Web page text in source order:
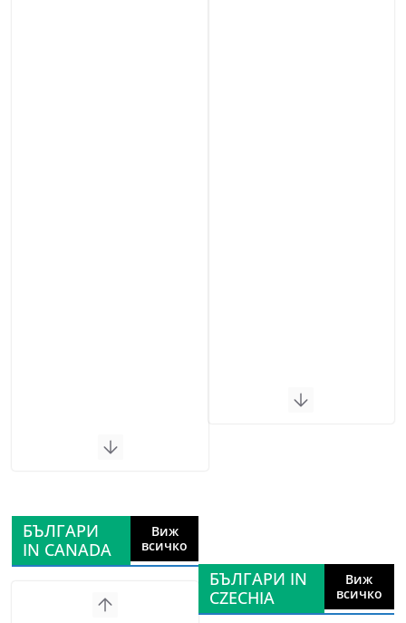
БЪЛГАРИ
IN CANADA
Виж
всичко
БЪЛГАРИ IN
CZECHIA
Виж
всичко